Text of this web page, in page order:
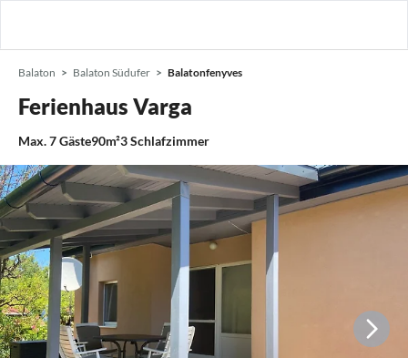
Balaton Balaton Südufer Balatonfenyves
Ferienhaus Varga
Max.7Gäste90m²3Schlafzimmer